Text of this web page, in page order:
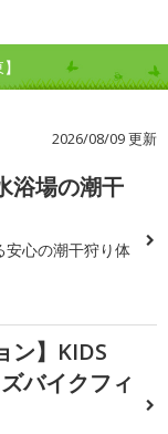
2026/08/09 更新
浴場の潮干
安心の潮干狩り体
ン】KIDS
バイクフィ